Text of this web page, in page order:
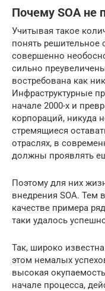
Почему SOA не
Учитывая такое
понять решительное
совершенно
сильно
востребована как
Инфраструктурные
начале 2000-х и
корпораций, никуда
стремящиеся
отраслях, в
должны проявлять
Поэтому для них
внедрения SOA. Тем
качестве примера
таки удалось
Так, широко
этом немалых
высокая
начале процесса,